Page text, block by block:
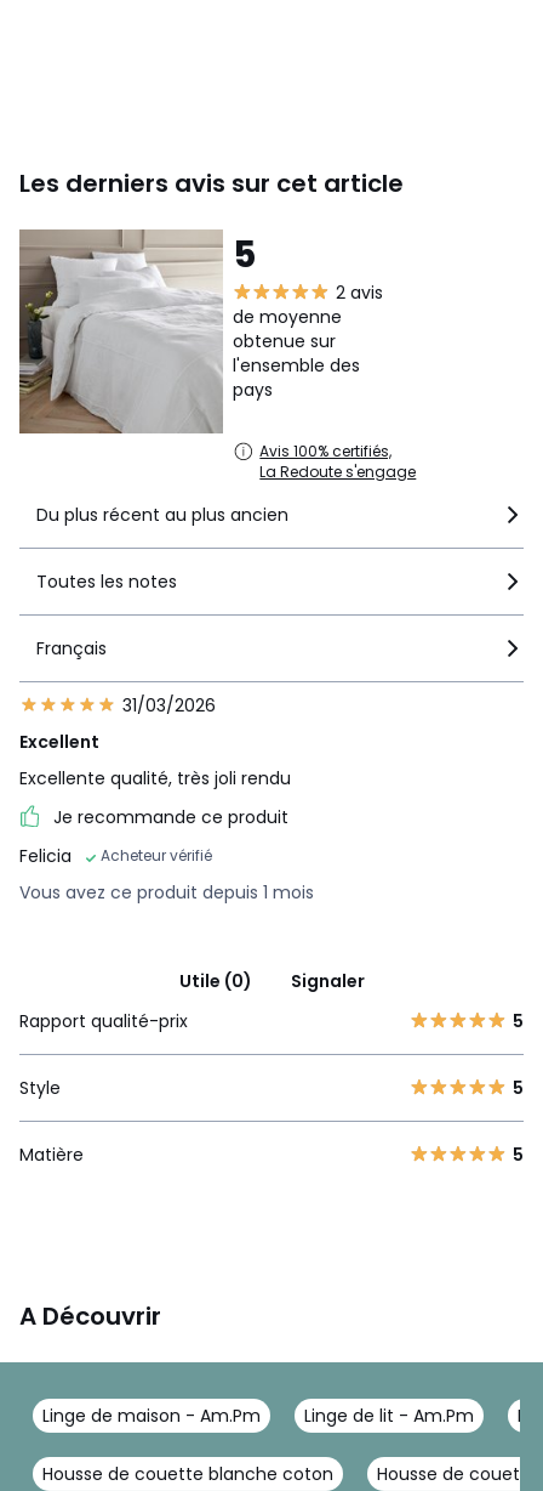
Les derniers avis sur cet article
5
2 avis
de moyenne
obtenue sur
l'ensemble des
pays
Avis 100% certifiés,
La Redoute s'engage
Du plus récent au plus ancien
Toutes les notes
Français
31/03/2026
Excellent
Excellente qualité, très joli rendu
Je recommande ce produit
Felicia
Acheteur vérifié
Vous avez ce produit depuis 1 mois
Utile (0)
Signaler
Rapport qualité-prix
5
Style 5
Matière 5
A Découvrir
Linge de maison - Am.Pm Linge de lit - Am.Pm
Housse de couette blanche coton Housse de